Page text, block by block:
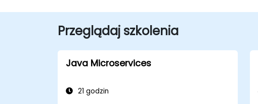
Przeglądaj szkolenia
Java Microservices
21 godzin